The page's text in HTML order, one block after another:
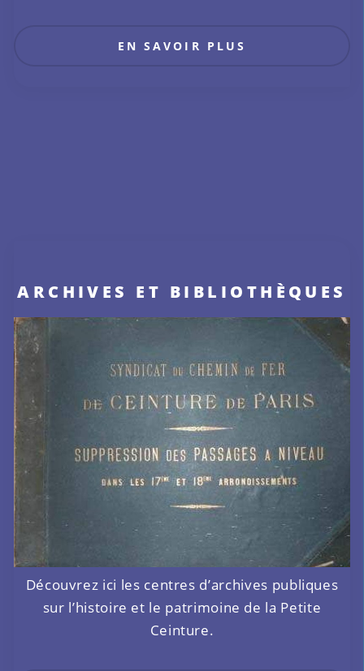
EN SAVOIR PLUS
ARCHIVES ET BIBLIOTHÈQUES
Découvrez ici les centres d’archives publiques
sur l’histoire et le patrimoine de la Petite
Ceinture.